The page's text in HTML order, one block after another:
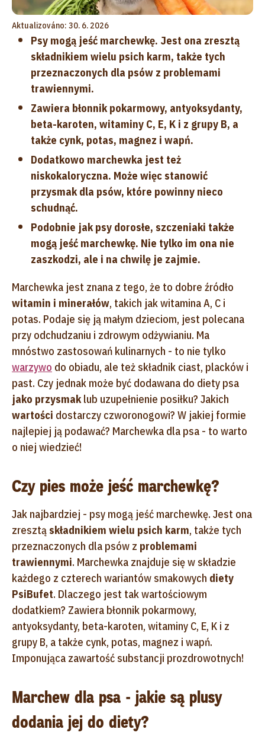
Aktualizováno: 30. 6. 2026
Psy mogą jeść marchewkę. Jest ona zresztą
składnikiem wielu psich karm, także tych
przeznaczonych dla psów z problemami
trawiennymi.
Zawiera błonnik pokarmowy, antyoksydanty,
beta-karoten, witaminy C, E, K i z grupy B, a
także cynk, potas, magnez i wapń.
Dodatkowo marchewka jest też
niskokaloryczna. Może więc stanowić
przysmak dla psów, które powinny nieco
schudnąć.
Podobnie jak psy dorosłe, szczeniaki także
mogą jeść marchewkę. Nie tylko im ona nie
zaszkodzi, ale i na chwilę je zajmie.
Marchewka jest znana z tego, że to dobre źródło
witamin i minerałów, takich jak witamina A, C i
potas. Podaje się ją małym dzieciom, jest polecana
przy odchudzaniu i zdrowym odżywianiu. Ma
mnóstwo zastosowań kulinarnych - to nie tylko
warzywo do obiadu, ale też składnik ciast, placków i
past. Czy jednak może być dodawana do diety psa
jako przysmaklub uzupełnienie posiłku? Jakich
wartości dostarczy czworonogowi? W jakiej formie
najlepiej ją podawać? Marchewka dla psa - to warto
o niej wiedzieć!
Czy pies może jeść marchewkę?
Jak najbardziej - psy mogą jeść marchewkę. Jest ona
zresztąskładnikiem wielu psich karm, także tych
przeznaczonych dla psów z problemami
trawiennymi. Marchewka znajduje się w składzie
każdego z czterech wariantów smakowych diety
PsiBufet. Dlaczego jest tak wartościowym
dodatkiem? Zawiera błonnik pokarmowy,
antyoksydanty, beta-karoten, witaminy C, E, K i z
grupy B, a także cynk, potas, magnez i wapń.
Imponująca zawartość substancji prozdrowotnych!
Marchew dla psa - jakie są plusy
dodania jej do diety?